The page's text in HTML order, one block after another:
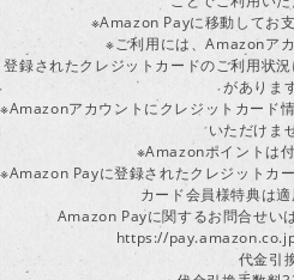
※Amazon Payに移動してお
※ご利用には、Amazonアカ
登録されたクレジットカードのご利用状
があります
※Amazonアカウントにクレジットカード
いただけま
※Amazonポイントは付
※Amazon Payに登録されたクレジットカ
カード会員様特典は適
Amazon Payに関するお問合せい
https://
代金引